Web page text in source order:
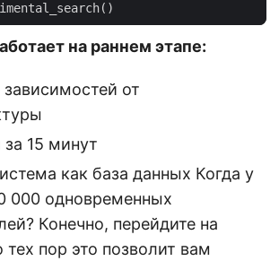
()
на раннем этапе:
зависимостей от
15 минут
как база данных Когда у
000 одновременных
Конечно, перейдите на
тех пор это позволит вам